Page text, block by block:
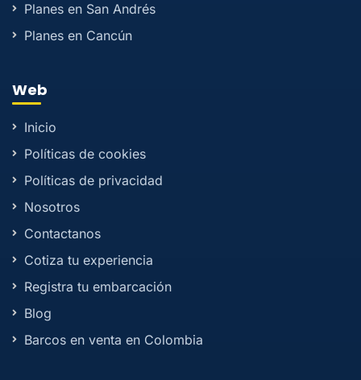
Planes en San Andrés
Planes en Cancún
Web
Inicio
Políticas de cookies
Políticas de privacidad
Nosotros
Contactanos
Cotiza tu experiencia
Registra tu embarcación
Blog
Barcos en venta en Colombia